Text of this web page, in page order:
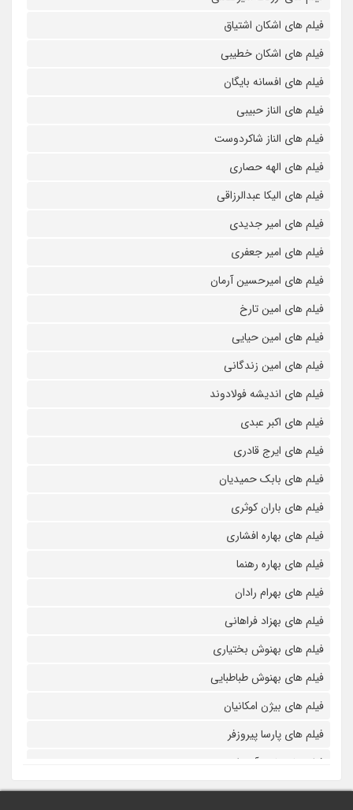
فیلم های اشکان اشتیاق
فیلم های اشکان خطیبی
فیلم های افسانه بایگان
فیلم های الناز حبیبی
فیلم های الناز شاکردوست
فیلم های الهه حصاری
فیلم های الیکا عبدالرزاقی
فیلم های امیر جدیدی
فیلم های امیر جعفری
فیلم های امیرحسین آرمان
فیلم های امین تارخ
فیلم های امین حیایی
فیلم های امین زندگانی
فیلم های اندیشه فولادوند
فیلم های اکبر عبدی
فیلم های ایرج قادری
فیلم های بابک حمیدیان
فیلم های باران کوثری
فیلم های بهاره افشاری
فیلم های بهاره رهنما
فیلم های بهرام رادان
فیلم های بهزاد فراهانی
فیلم های بهنوش بختیاری
فیلم های بهنوش طباطبایی
فیلم های بیژن امکانیان
فیلم های پارسا پیروزفر
فیلم های پانته آ بهرام
فیلم های پولاد کیمیایی